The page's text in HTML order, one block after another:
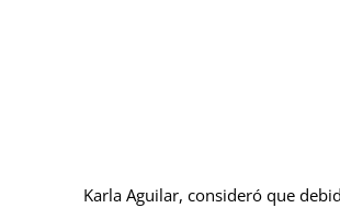
Karla Aguilar, consideró que